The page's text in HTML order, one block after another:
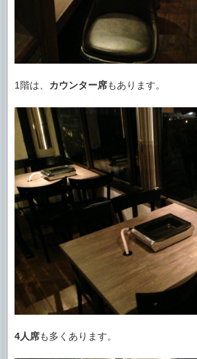
1階は、 カウンター席もあります。
4人席も多くあります。